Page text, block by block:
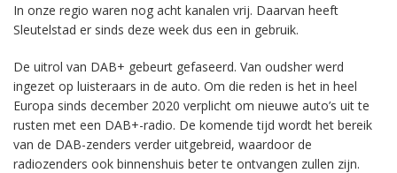
In onze regio waren nog acht kanalen vrij. Daarvan heeft
Sleutelstad er sinds deze week dus een in gebruik.
De uitrol van DAB+ gebeurt gefaseerd. Van oudsher werd
ingezet op luisteraars in de auto. Om die reden is het in heel
Europa sinds december 2020 verplicht om nieuwe auto’s uit te
rusten met een DAB+-radio. De komende tijd wordt het bereik
van de DAB-zenders verder uitgebreid, waardoor de
radiozenders ook binnenshuis beter te ontvangen zullen zijn.